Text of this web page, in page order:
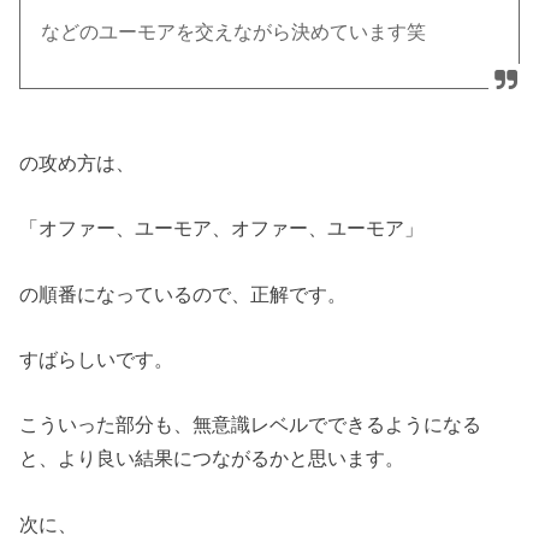
などのユーモアを交えながら決めています笑
の攻め方は、
「オファー、ユーモア、オファー、ユーモア」
の順番になっているので、正解です。
すばらしいです。
こういった部分も、無意識レベルでできるようになる
と、より良い結果につながるかと思います。
次に、